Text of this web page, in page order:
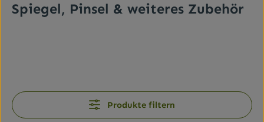
Spiegel, Pinsel & weiteres Zubehör
Produkte filtern